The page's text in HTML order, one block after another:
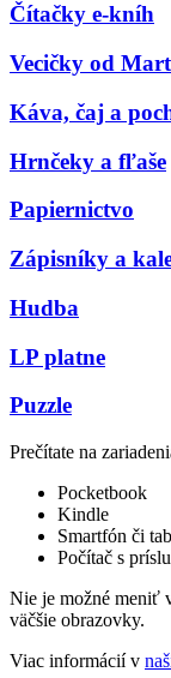
Čítačky e-kníh
Vecičky od
Káva, čaj a
Hrnčeky a fľaše
Papiernictvo
Zápisníky a
Hudba
LP platne
Puzzle
Prečítate na
Pocketbook
Kindle
Smartfón či
Počítač s
Nie je možné meniť
väčšie obrazovky.
Viac informácií v